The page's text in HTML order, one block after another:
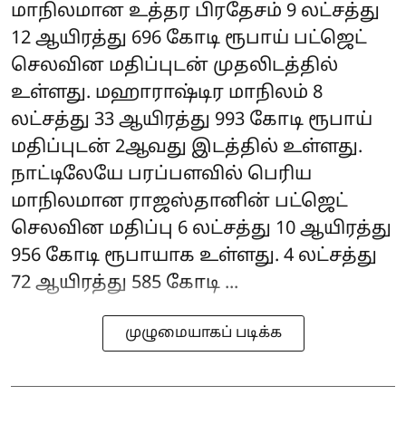
மாநிலமான உத்தர பிரதேசம் 9 லட்சத்து
12 ஆயிரத்து 696 கோடி ரூபாய் பட்ஜெட்
செலவின மதிப்புடன் முதலிடத்தில்
உள்ளது. மஹாராஷ்டிர மாநிலம் 8
லட்சத்து 33 ஆயிரத்து 993 கோடி ரூபாய்
மதிப்புடன் 2ஆவது இடத்தில் உள்ளது.
நாட்டிலேயே பரப்பளவில் பெரிய
மாநிலமான ராஜஸ்தானின் பட்ஜெட்
செலவின மதிப்பு 6 லட்சத்து 10 ஆயிரத்து
956 கோடி ரூபாயாக உள்ளது. 4 லட்சத்து
72 ஆயிரத்து 585 கோடி ...
முழுமையாகப் படிக்க